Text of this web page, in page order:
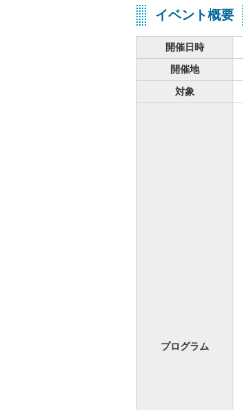
イベント概要
開催日時
開催地
対象
プログラム